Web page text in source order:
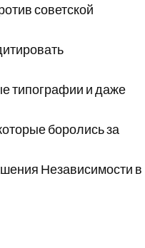
советской
типографии и даже
боролись за
Независимости в